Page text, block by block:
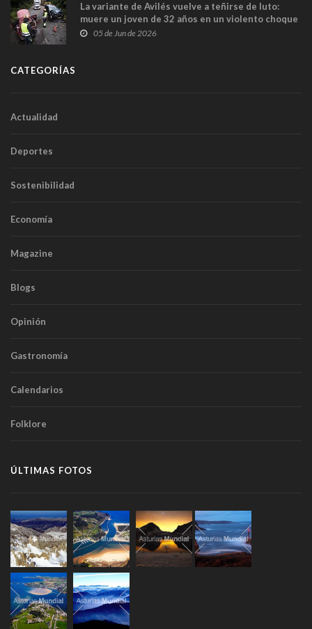
La variante de Avilés vuelve a teñirse de luto:
muere un joven de 32 años en un violento choque
frontal
05 de Jun de 2026
CATEGORÍAS
Actualidad
Deportes
Sostenibilidad
Economía
Magazine
Blogs
Opinión
Gastronomía
Calendarios
Folklore
ÚLTIMAS FOTOS